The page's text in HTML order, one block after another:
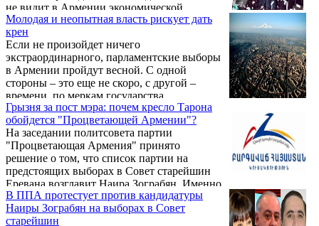
не видит в Армении экономической
политики и посему затрудняется дать
оценку первых 100 дней деятельности
нового правительства.
Молодая и неопытная власть рискует дать
крен
Если не произойдет ничего
экстраординарного, парламентские выборы
в Армении пройдут весной. С одной
стороны – это еще не скоро, с другой –
времени, по меркам государства,
нуждающегося в стабильности во всех
отношениях, крайне мало. Какими могут
быть итоги обещанных нам честных
выборов?
Грызня за пост мэра: почем кресло Тарона
обойдется "Процветающей Армении"?
На заседании политсовета партии
"Процветающая Армения" принято
решение о том, что список партии на
предстоящих выборах в Совет старейшин
Еревана возглавит Наира Зограбян. Именно
ее кандидатура стала поводом для
конфликта в партии.
В ППА протестует против кандидатуры
Наиры Зограбян на выборах в Совет
старейшин